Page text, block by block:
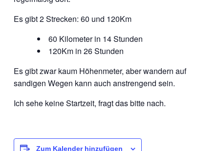
Es gibt 2 Strecken: 60 und 120Km
60 Kilometer in 14 Stunden
120Km in 26 Stunden
Es gibt zwar kaum Höhenmeter, aber wandern auf
sandigen Wegen kann auch anstrengend sein.
Ich sehe keine Startzeit, fragt das bitte nach.
Zum Kalender hinzufügen